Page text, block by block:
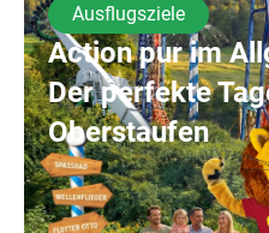
Ausflugsziele
Action pur im
Der perfekte
Oberstaufen